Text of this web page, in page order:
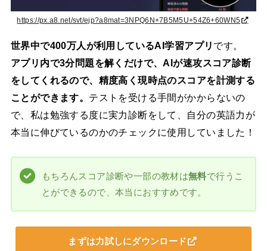
https://px.a8.net/svt/ejp?a8mat=3NPQ6N+7B5M5U+54Z6+60WN5
世界中で400万人が利用しているAI学習アプリ です。
アプリ内で3分問題を解くだけで、AIが速攻スコア診断
をしてくれるので、精度高く現時点のスコアを計測する
ことができます。 テストを受ける手間がかからないの
で、私は勉強する度に実力診断をして、自分の英語力が
本当に伸びているのかのチェックに使用していました！
もちろんスコア診断や一部の教材は無料で行うこ
とができるので、本当におすすめです。
まずは力試しにダウンロード